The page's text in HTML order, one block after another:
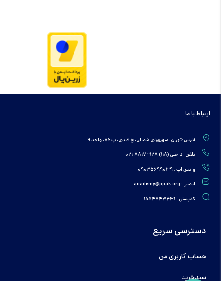
ارتباط با ما
آدرس :تهران، سهروردی شمالی، خ قندی، پ 76، واحد 9
تلفن : داخلی (118) 88173128-021
واتس اپ : 09035699039
ایمیل : academy@ppak.org
کدپستی : 1554843431
دسترسی سریع
حساب کاربری من
سبدخرید